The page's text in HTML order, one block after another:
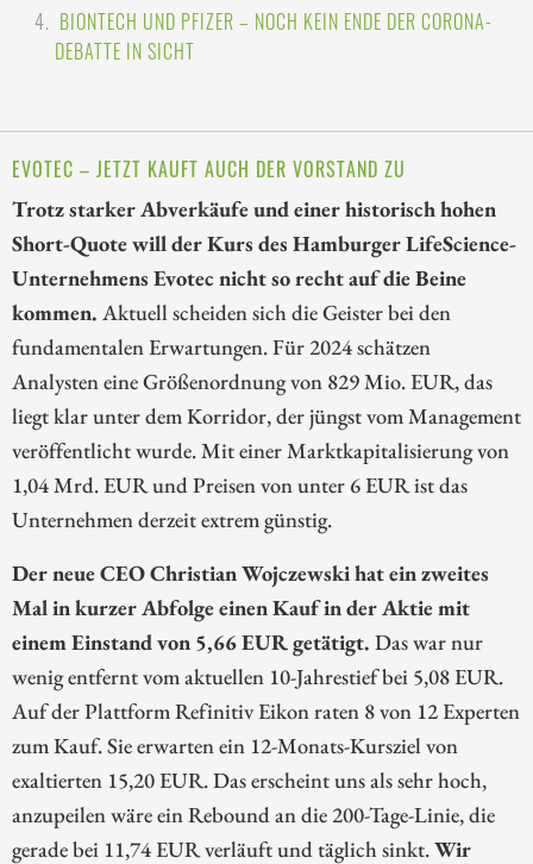
BIONTECH UND PFIZER – NOCH KEIN ENDE DER CORONA-
DEBATTE IN SICHT
EVOTEC – JETZT KAUFT AUCH DER VORSTAND ZU
Trotz starker Abverkäufe und einer historisch hohen
Short-Quote will der Kurs des Hamburger LifeScience-
Unternehmens Evotec nicht so recht auf die Beine
kommen. Aktuell scheiden sich die Geister bei den
fundamentalen Erwartungen. Für 2024 schätzen
Analysten eine Größenordnung von 829 Mio. EUR, das
liegt klar unter dem Korridor, der jüngst vom Management
veröffentlicht wurde. Mit einer Marktkapitalisierung von
1,04 Mrd. EUR und Preisen von unter 6 EUR ist das
Unternehmen derzeit extrem günstig.
Der neue CEO Christian Wojczewski hat ein zweites
Mal in kurzer Abfolge einen Kauf in der Aktie mit
einem Einstand von 5,66 EUR getätigt. Das war nur
wenig entfernt vom aktuellen 10-Jahrestief bei 5,08 EUR.
Auf der Plattform Refinitiv Eikon raten 8 von 12 Experten
zum Kauf. Sie erwarten ein 12-Monats-Kursziel von
exaltierten 15,20 EUR. Das erscheint uns als sehr hoch,
anzupeilen wäre ein Rebound an die 200-Tage-Linie, die
gerade bei 11,74 EUR verläuft und täglich sinkt.Wir